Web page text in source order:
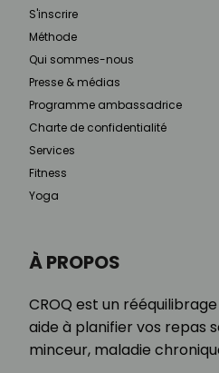
À PROPOS
CROQ est un
aide à planifier vos repas
minceur, maladie
S'inscrire
Méthode
Qui sommes-nous
Presse & médias
Programme ambassadrice
Charte de confidentialité
Services
Fitness
Yoga